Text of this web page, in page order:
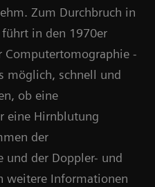
Zum Durchbruch in
in den 1970er
Computertomographie -
möglich, schnell und
ob eine
eine Hirnblutung
der
und der Doppler- und
weitere Informationen